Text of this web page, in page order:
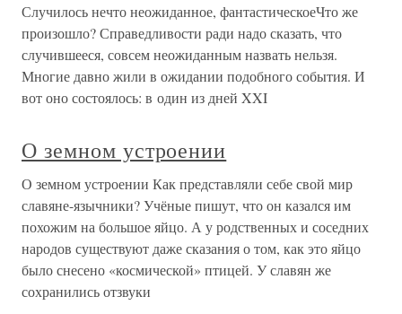
Случилось нечто неожиданное, фантастическоеЧто же
произошло? Справедливости ради надо сказать, что
случившееся, совсем неожиданным назвать нельзя.
Многие давно жили в ожидании подобного события. И
вот оно состоялось: в один из дней XXI
О земном устроении
О земном устроении Как представляли себе свой мир
славяне-язычники? Учёные пишут, что он казался им
похожим на большое яйцо. А у родственных и соседних
народов существуют даже сказания о том, как это яйцо
было снесено «космической» птицей. У славян же
сохранились отзвуки